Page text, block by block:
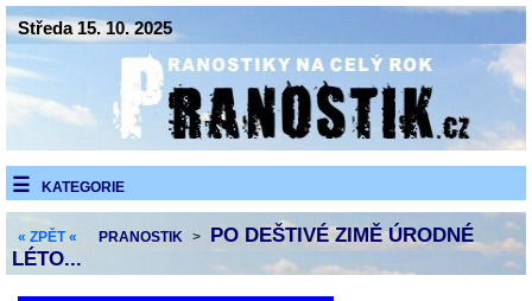
Středa 15. 10. 2025
KATEGORIE
« ZPĚT « PRANOSTIK >
PO DEŠTIVÉ ZIMĚ ÚRODNÉ
LÉTO...